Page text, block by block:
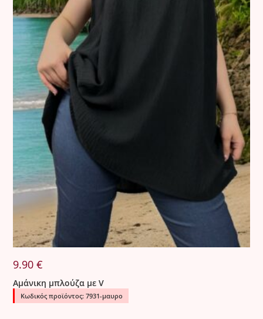
9.90€
Αμάνικη μπλούζα με V
Κωδικός προϊόντος: 7931-μαυρο